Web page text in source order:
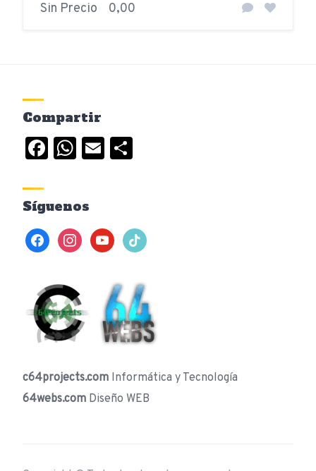
Sin Precio 0,00
Compartir
Facebook
WhatsApp
Email
Síguenos
facebookinstagramyoutubetiktok
c64projects.com Informática y Tecnología
64webs.com Diseño WEB